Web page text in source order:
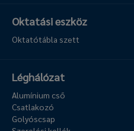
Oktatási eszköz
Oktatótábla szett
Léghálózat
Alumínium cső
Csatlakozó
Golyóscsap